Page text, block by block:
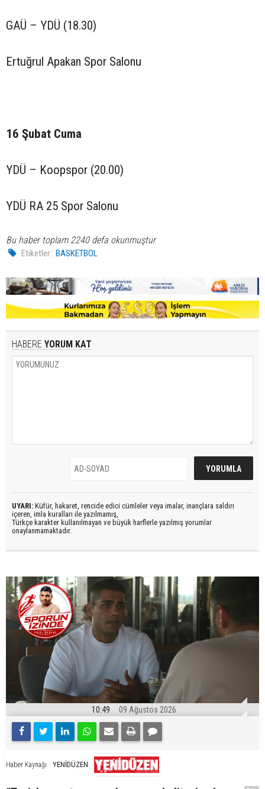
GAÜ – YDÜ (18.30)
Ertuğrul Apakan Spor Salonu
16 Şubat Cuma
YDÜ – Koopspor (20.00)
YDÜ RA 25 Spor Salonu
Bu haber toplam 2240 defa okunmuştur
Etiketler : BASKETBOL
HABERE YORUM KAT
UYARI: Küfür, hakaret, rencide edici cümleler veya imalar, inançlara saldırı
içeren, imla kuralları ile yazılmamış,
Türkçe karakter kullanılmayan ve büyük harflerle yazılmış yorumlar
onaylanmamaktadır.
10:49 09 Ağustos 2026
Haber Kaynağı YENİDÜZEN